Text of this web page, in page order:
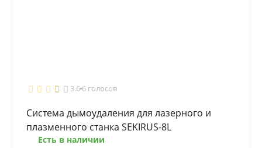
3.6 6 голосов
Система дымоудаления для лазерного и
плазменного станка SEKIRUS-8L
Есть в наличии